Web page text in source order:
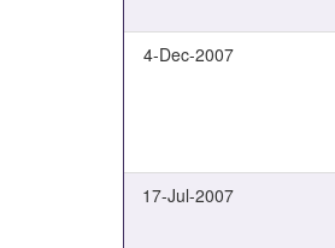
4-Dec-2007
17-Jul-2007